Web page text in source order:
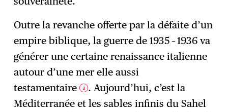
Outre la revanche offerte par la défaite d’un
empire biblique, la guerre de 1935 – 1936 va
générer une certaine renaissance italienne
autour d’une mer elle aussi
testamentaire 3 . Aujourd’hui, c’est la
Méditerranée et les sables infinis du Sahel